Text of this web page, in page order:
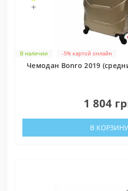
В наличии
+
-5% картой онлайн
Чемодан Bonro 2019
1 804
В КОРЗИНУ